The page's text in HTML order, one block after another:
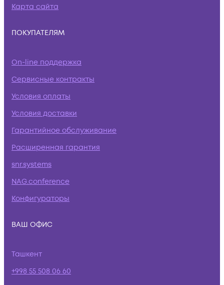
Карта сайта
ПОКУПАТЕЛЯМ
On-line поддержка
Сервисные контракты
Условия оплаты
Условия доставки
Гарантийное обслуживание
Расширенная гарантия
snr.systems
NAG.conference
Конфигураторы
ВАШ ОФИС
Ташкент
+998 55 508 06 60